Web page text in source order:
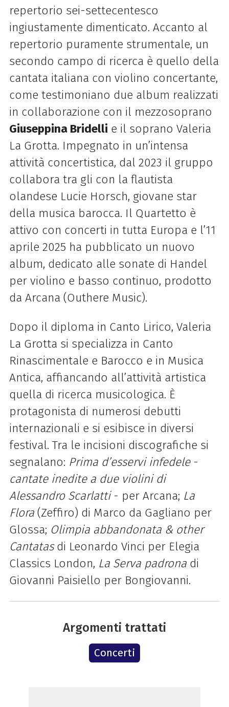
repertorio sei-settecentesco
ingiustamente dimenticato. Accanto al
repertorio puramente strumentale, un
secondo campo di ricerca è quello della
cantata italiana con violino concertante,
come testimoniano due album realizzati
in collaborazione con il mezzosoprano
Giuseppina Bridelli e il soprano Valeria
La Grotta. Impegnato in un’intensa
attività concertistica, dal 2023 il gruppo
collabora tra gli con la flautista
olandese Lucie Horsch, giovane star
della musica barocca. Il Quartetto è
attivo con concerti in tutta Europa e l’11
aprile 2025 ha pubblicato un nuovo
album, dedicato alle sonate di Handel
per violino e basso continuo, prodotto
da Arcana (Outhere Music).
Dopo il diploma in Canto Lirico, Valeria
La Grotta si specializza in Canto
Rinascimentale e Barocco e in Musica
Antica, affiancando all’attività artistica
quella di ricerca musicologica. È
protagonista di numerosi debutti
internazionali e si esibisce in diversi
festival. Tra le incisioni discografiche si
segnalano: Prima d’esservi infedele-
cantate inedite a due violini di
Alessandro Scarlatti- per Arcana; La
Flora(Zeffiro) di Marco da Gagliano per
Glossa; Olimpia abbandonata & other
Cantatasdi Leonardo Vinci per Elegia
Classics London, La Serva padrona di
Giovanni Paisiello per Bongiovanni.
Argomenti trattati
Concerti